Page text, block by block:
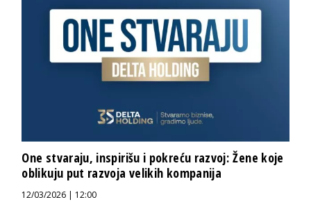
One stvaraju, inspirišu i pokreću razvoj: Žene koje
oblikuju put razvoja velikih kompanija
12/03/2026 | 12:00